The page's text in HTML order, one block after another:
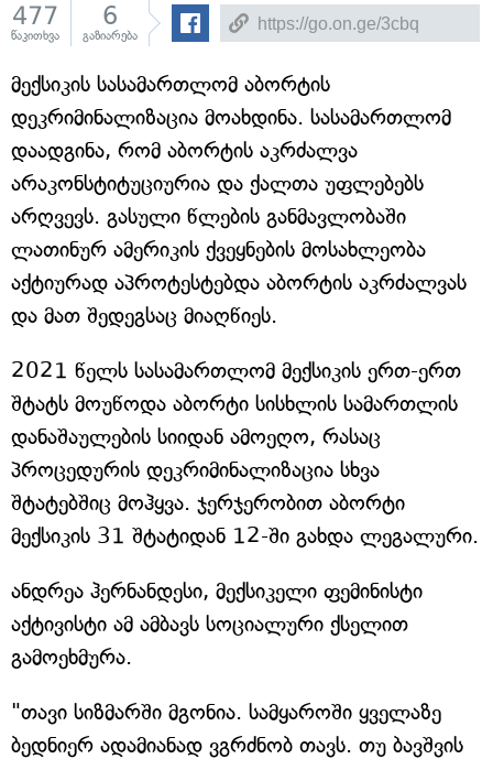
477
წაკითხვა
6
გაზიარება
მექსიკის სასამართლომ აბორტის
დეკრიმინალიზაცია მოახდინა. სასამართლომ
დაადგინა, რომ აბორტის აკრძალვა
არაკონსტიტუციურია და ქალთა უფლებებს
არღვევს. გასული წლების განმავლობაში
ლათინურ ამერიკის ქვეყნების მოსახლეობა
აქტიურად აპროტესტებდა აბორტის აკრძალვას
და მათ შედეგსაც მიაღწიეს.
2021 წელს სასამართლომ მექსიკის ერთ-ერთ
შტატს მოუწოდა აბორტი სისხლის სამართლის
დანაშაულების სიიდან ამოეღო, რასაც
პროცედურის დეკრიმინალიზაცია სხვა
შტატებშიც მოჰყვა. ჯერჯერობით აბორტი
მექსიკის 31 შტატიდან 12-ში გახდა ლეგალური.
ანდრეა ჰერნანდესი, მექსიკელი ფემინისტი
აქტივისტი ამ ამბავს სოციალური ქსელით
გამოეხმურა.
"თავი სიზმარში მგონია. სამყაროში ყველაზე
ბედნიერ ადამიანად ვგრძნობ თავს. თუ ბავშვის